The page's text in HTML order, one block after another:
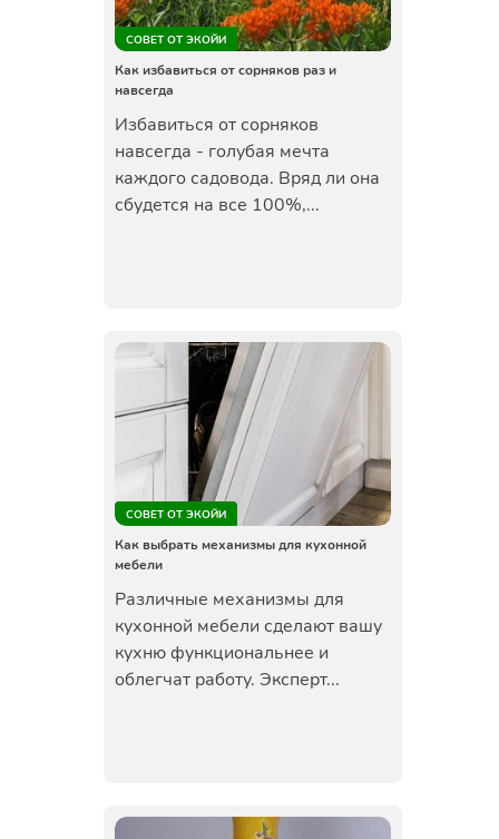
СОВЕТ ОТ ЭКОЙИ
Как избавиться от сорняков раз и
навсегда
Избавиться от сорняков
навсегда - голубая мечта
каждого садовода. Вряд ли она
сбудется на все 100%,...
СОВЕТ ОТ ЭКОЙИ
Как выбрать механизмы для кухонной
мебели
Различные механизмы для
кухонной мебели сделают вашу
кухню функциональнее и
облегчат работу. Эксперт...